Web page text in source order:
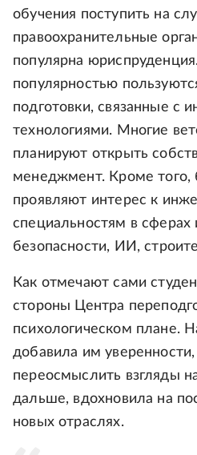
обучения поступить на
правоохранительные
популярна
популярностью
подготовки, связанные с
технологиями. Многие
планируют открыть
менеджмент. Кроме
проявляют интерес к
специальностям в
безопасности, ИИ,
Как отмечают сами
стороны Центра
психологическом плане.
добавила им
переосмыслить взгляды
дальше, вдохновила на
новых отраслях.